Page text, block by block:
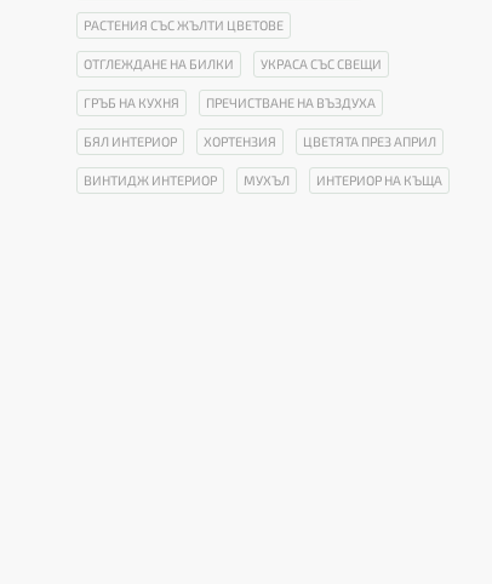
РАСТЕНИЯ СЪС ЖЪЛТИ ЦВЕТОВЕ
ОТГЛЕЖДАНЕ НА БИЛКИ УКРАСА СЪС СВЕЩИ
ГРЪБ НА КУХНЯ ПРЕЧИСТВАНЕ НА ВЪЗДУХА
БЯЛ ИНТЕРИОР ХОРТЕНЗИЯ ЦВЕТЯТА ПРЕЗ АПРИЛ
ВИНТИДЖ ИНТЕРИОР МУХЪЛ ИНТЕРИОР НА КЪЩА